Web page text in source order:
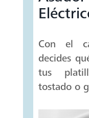
Con el
decides
tus
tostado o